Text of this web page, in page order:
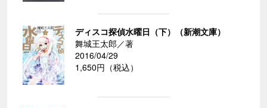
ディスコ探偵水曜日（下）（新潮文庫）
舞城王太郎／著
2016/04/29
1,650円（税込）